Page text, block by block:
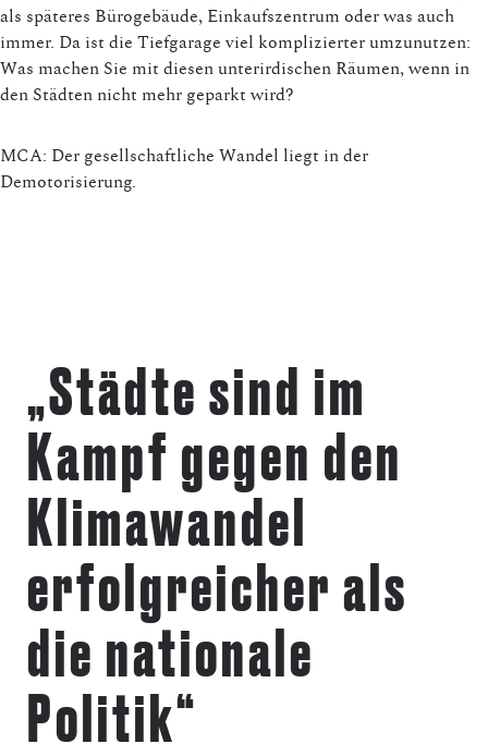
als späteres Bürogebäude, Einkaufszentrum oder was auch
immer. Da ist die Tiefgarage viel komplizierter umzunutzen:
Was machen Sie mit diesen unterirdischen Räumen, wenn in
den Städten nicht mehr geparkt wird?
MCA: Der gesellschaftliche Wandel liegt in der
Demotorisierung.
„Städte sind im
Kampf gegen den
Klimawandel
erfolgreicher als
die nationale
Politik“